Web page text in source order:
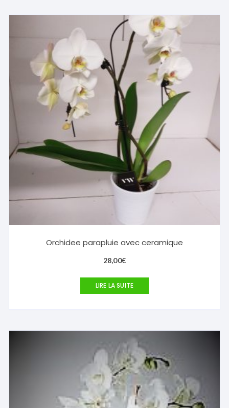
Orchidee parapluie avec ceramique
28,00€
LIRE LA SUITE